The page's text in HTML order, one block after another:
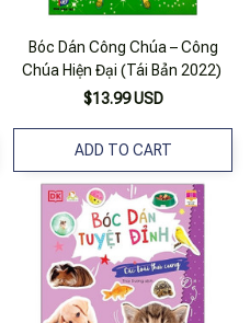
Bóc Dán Công Chúa – Công
Chúa Hiện Đại (Tái Bản 2022)
$13.99 USD
ADD TO CART